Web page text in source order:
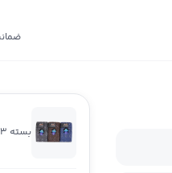
بسته 3 عددی شورت اسلیپ مردانه A&G